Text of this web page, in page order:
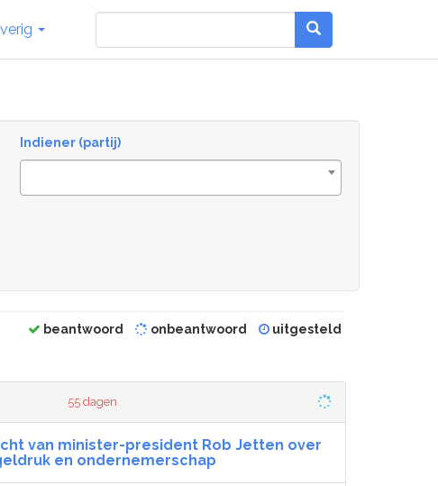
Indiener (partij)
beantwoord onbeantwoord uitgesteld
55 dagen
van minister-president Rob Jetten over
en ondernemerschap